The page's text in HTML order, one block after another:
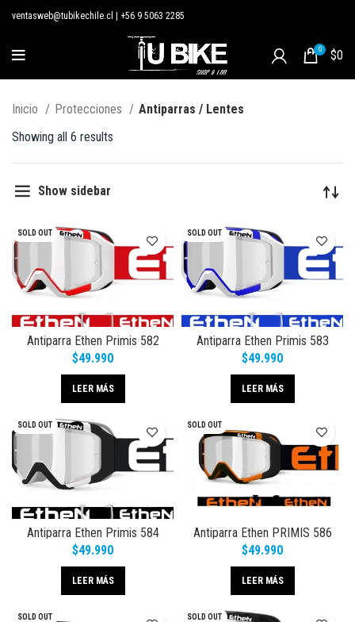
ventasweb@tubikechile.cl +56 9 5063 2285
0 $0
Inicio Protecciones
Antiparras / Lentes
Showing all 6 results
Show sidebar
SOLD OUT
Antiparra Ethen Primis 582
$49.990
LEER MÁS
SOLD OUT
Antiparra Ethen Primis 583
$49.990
LEER MÁS
SOLD OUT
Antiparra Ethen Primis 584
$49.990
LEER MÁS
SOLD OUT
Antiparra Ethen PRIMIS 586
$49.990
LEER MÁS
SOLD OUT SOLD OUT